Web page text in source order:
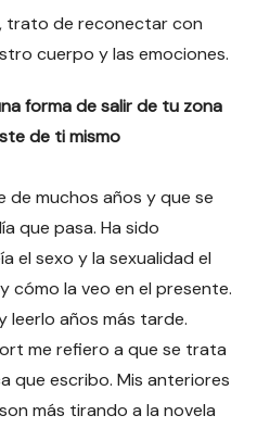
trato de reconectar con
cuerpo y las emociones.
forma de salir de tu zona
de ti mismo
de muchos años y que se
que pasa. Ha sido
el sexo y la sexualidad el
cómo la veo en el presente.
leerlo años más tarde.
me refiero a que se trata
que escribo. Mis anteriores
más tirando a la novela